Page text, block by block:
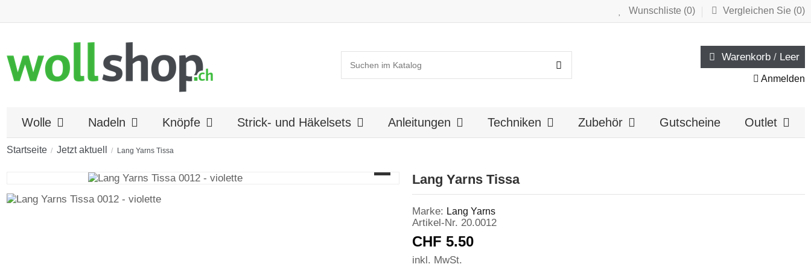
Wunschliste (0) Vergleichen Sie (0)
Warenkorb / Leer
Anmelden
Wolle Nadeln Knöpfe Strick- und Häkelsets Anleitungen Techniken Zubehör Gutscheine Outlet
Startseite Jetzt aktuell Lang Yarns Tissa
Lang Yarns Tissa
Marke: Lang Yarns
Artikel-Nr. 20.0012
CHF 5.50
inkl. MwSt.